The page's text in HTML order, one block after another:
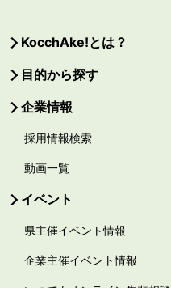
KocchAke!とは？
目的から探す
企業情報
採用情報検索
動画一覧
イベント
県主催イベント情報
企業主催イベント情報